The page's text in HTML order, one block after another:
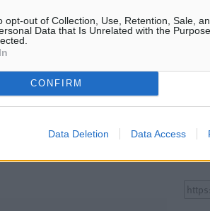
opt-out of Collection, Use, Retention, Sale,
Data that Is Unrelated with the
CONFIRM
Data Deletion Data Access
Η Δημοκρατική δεν υιοθετεί
όποια σχόλια θεωρούμε
Χρήστες που δεν τηρούν
Για